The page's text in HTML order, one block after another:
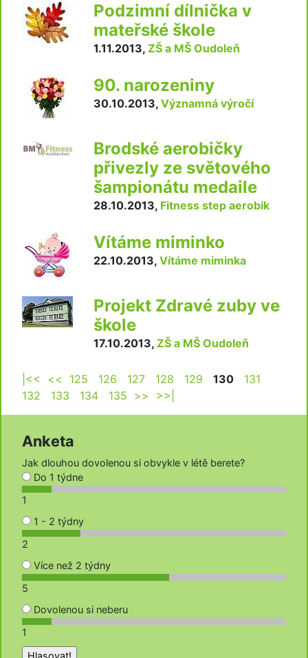
Podzimní dílnička v
mateřské škole
1.11.2013, ZŠ a MŠ Oudoleň
90. narozeniny
30.10.2013, Významná výročí
Brodské aerobičky
přivezly ze světového
šampionátu medaile
28.10.2013, Fitness step aerobik
Vítáme miminko
22.10.2013, Vítáme miminka
Projekt Zdravé zuby ve
škole
17.10.2013, ZŠ a MŠ Oudoleň
|<< << 125 126 127 128 129 130
131
132
133 134 135 >> >>|
Anketa
Jak dlouhou dovolenou si obvykle v létě berete?
Do 1 týdne
1
1 - 2 týdny
2
Více než 2 týdny
5
Dovolenou si neberu
1